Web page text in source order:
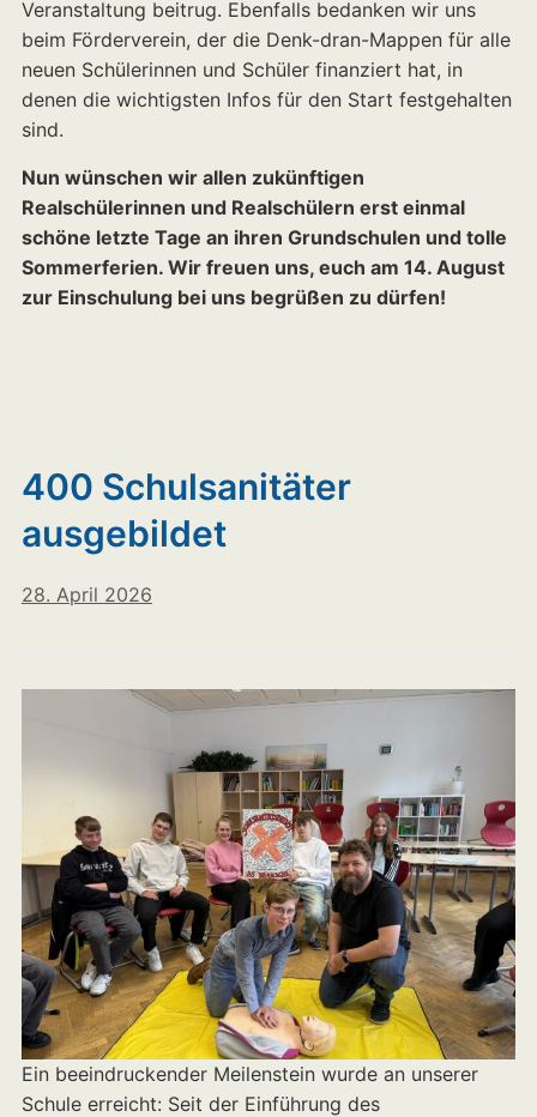
Veranstaltung beitrug. Ebenfalls bedanken wir uns
beim Förderverein, der die Denk-dran-Mappen für alle
neuen Schülerinnen und Schüler finanziert hat, in
denen die wichtigsten Infos für den Start festgehalten
sind.
Nun wünschen wir allen zukünftigen
Realschülerinnen und Realschülern erst einmal
schöne letzte Tage an ihren Grundschulen und tolle
Sommerferien. Wir freuen uns, euch am 14. August
zur Einschulung bei uns begrüßen zu dürfen!
400 Schulsanitäter
ausgebildet
28. April 2026
Ein beeindruckender Meilenstein wurde an unserer
Schule erreicht: Seit der Einführung des